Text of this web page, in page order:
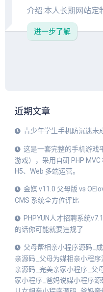
介绍:本人长期网站定
进一步了解
近期文章
青少年学生手机防沉迷未
这是一套完整的手机游戏
游戏），采用自研 PHP MVC
H5、Web 多端运营。
金媒 v11.0 父母版 vs
CMS 系统全方位评比
PHPYUN人才招聘系统
的话你可能就要违规了
父母帮相亲小程序源码_
亲源码_父母为媒相亲小程
亲源码_完美亲家小程序_父
家小程序_爸妈说媒小程序